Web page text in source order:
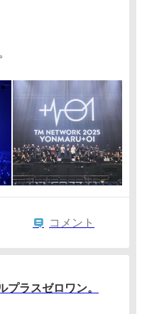
コメント
プラスゼロワン。